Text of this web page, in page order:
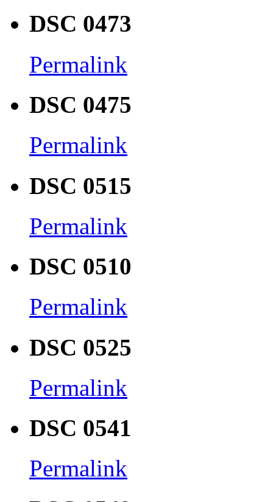
DSC 0473
Permalink
DSC 0475
Permalink
DSC 0515
Permalink
DSC 0510
Permalink
DSC 0525
Permalink
DSC 0541
Permalink